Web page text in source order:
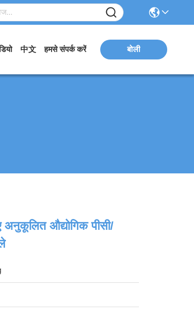
中文 हमसे संपर्क करें बोली
औद्योगिक पीसी/